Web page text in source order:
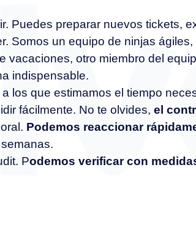
Puedes preparar nuevos tickets,
Somos un equipo de ninjas ágiles,
vacaciones, otro miembro del
indispensable.
los que estimamos el tiempo
fácilmente. No te olvides, el
Podemos reaccionar
Podemos verificar con